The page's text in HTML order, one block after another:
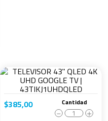
$385,00 Cantidad
＋
－